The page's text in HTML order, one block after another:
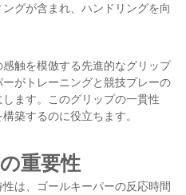
グが含まれ、ハンドリングを向
触を模倣する先進的なグリップ
がトレーニングと競技プレーの
ます。このグリップの一貫性
築するのに役立ちます。
重要性
は、ゴールキーパーの反応時間